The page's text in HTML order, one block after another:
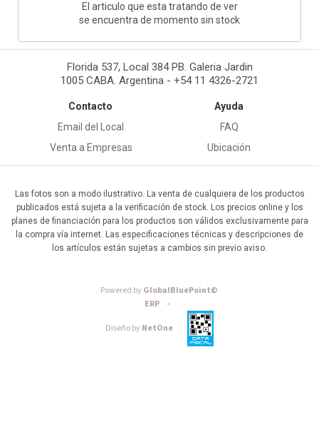
El articulo que esta tratando de ver
se encuentra de momento sin stock
Florida 537, Local 384 PB. Galeria Jardin
1005 CABA. Argentina - +54 11 4326-2721
Contacto
Email del Local
Venta a Empresas
Ayuda
FAQ
Ubicación
Las fotos son a modo ilustrativo. La venta de cualquiera de los productos
publicados está sujeta a la verificación de stock. Los precios online y los
planes de financiación para los productos son válidos exclusivamente para
la compra vía internet. Las especificaciones técnicas y descripciones de
los artículos están sujetas a cambios sin previo aviso.
Powered byGlobalBluePoint©
ERP -
Diseño byNetOne